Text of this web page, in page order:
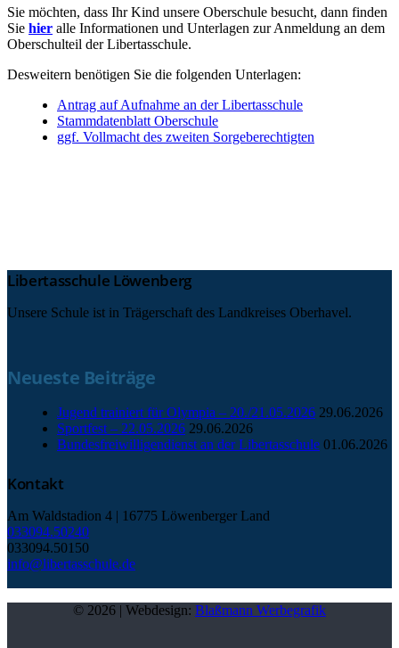
Sie möchten, dass Ihr Kind unsere Oberschule besucht, dann finden
Sie hier alle Informationen und Unterlagen zur Anmeldung an dem
Oberschulteil der Libertasschule.
Desweitern benötigen Sie die folgenden Unterlagen:
Antrag auf Aufnahme an der Libertasschule
Stammdatenblatt Oberschule
ggf. Vollmacht des zweiten Sorgeberechtigten
Libertasschule Löwenberg
Unsere Schule ist in Trägerschaft des Landkreises Oberhavel.
Neueste Beiträge
Jugend trainiert für Olympia – 20./21.05.2026 29.06.2026
Sportfest – 22.05.2026 29.06.2026
Bundesfreiwilligendienst an der Libertasschule 01.06.2026
Kontakt
Am Waldstadion 4 | 16775 Löwenberger Land
033094.50240
033094.50150
info@libertasschule.de
© 2026 | Webdesign: Blaßmann Werbegrafik